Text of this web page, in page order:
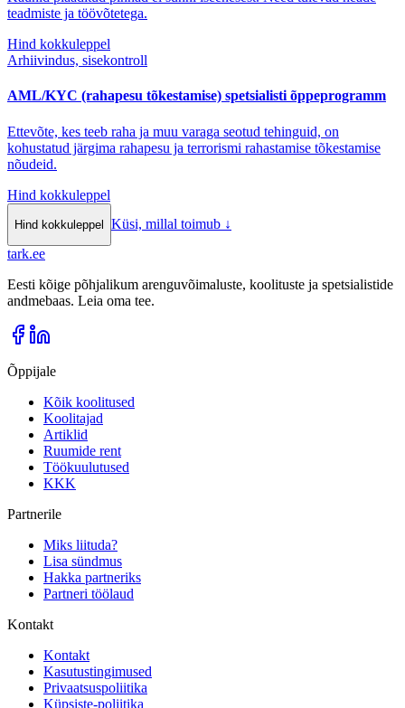
teadmiste ja töövõtetega.
Hind kokkuleppel
Arhiivindus, sisekontroll
AML/KYC (rahapesu tõkestamise) spetsialisti õppeprogramm
Ettevõte, kes teeb raha ja muu varaga seotud tehinguid, on
kohustatud järgima rahapesu ja terrorismi rahastamise tõkestamise
nõudeid.
Hind kokkuleppel
Hind kokkuleppel Küsi, millal toimub ↓
tark.ee
Eesti kõige põhjalikum arenguvõimaluste, koolituste ja spetsialistide
andmebaas. Leia oma tee.
Õppijale
Kõik koolitused
Koolitajad
Artiklid
Ruumide rent
Töökuulutused
KKK
Partnerile
Miks liituda?
Lisa sündmus
Hakka partneriks
Partneri töölaud
Kontakt
Kontakt
Kasutustingimused
Privaatsuspoliitika
Küpsiste-poliitika